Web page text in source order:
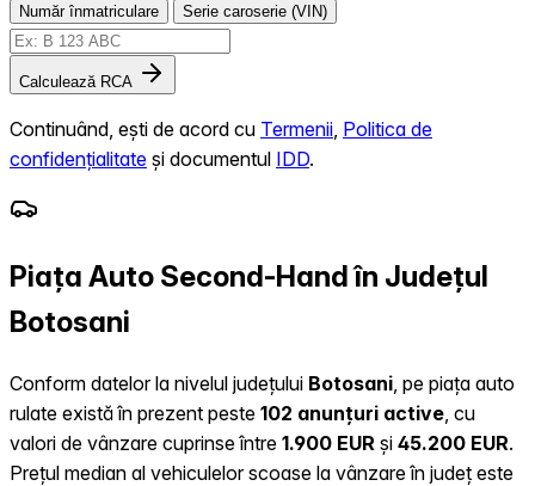
Număr înmatriculare Serie caroserie (VIN)
Calculează RCA
Continuând, ești de acord cu Termenii Politica de
confidențialitate și documentul IDD.
Piața Auto Second-Hand în Județul
Botosani
Conform datelor la nivelul județului Botosani , pe piața auto
rulate există în prezent peste 102 anunțuri active , cu
valori de vânzare cuprinse între 1.900 EUR și 45.200 EUR.
Prețul median al vehiculelor scoase la vânzare în județ este